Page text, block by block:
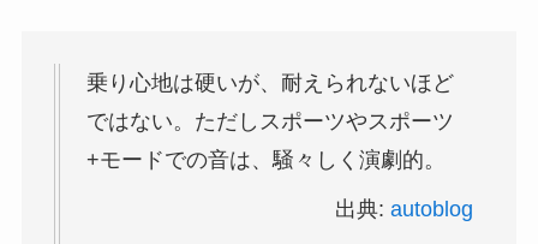
乗り心地は硬いが、耐えられないほど
ではない。ただしスポーツやスポーツ
+モードでの音は、騒々しく演劇的。
出典:autoblog